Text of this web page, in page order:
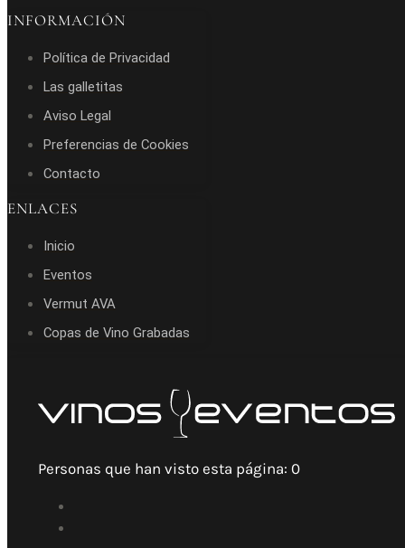
INFORMACIÓN
Política de Privacidad
Las galletitas
Aviso Legal
Preferencias de Cookies
Contacto
ENLACES
Inicio
Eventos
Vermut AVA
Copas de Vino Grabadas
Personas que han visto esta página: 0